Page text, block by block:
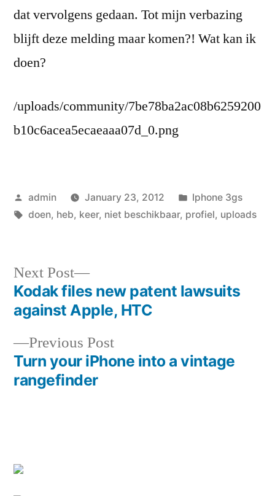
dat vervolgens gedaan. Tot mijn verbazing
blijft deze melding maar komen?! Wat kan ik
doen?
/uploads/community/7be78ba2ac08b6259200
b10c6acea5ecaeaaa07d_0.png
Posted
by
admin January 23, 2012
Posted
in
Iphone 3gs
Tags:
doen, heb, keer, niet beschikbaar, profiel, uploads
Post
navigation
Previous PostPrevious
post:
Turn your iPhone into a vintage
rangefinder
Next Post
Next
post:
Kodak files new patent lawsuits
against Apple, HTC